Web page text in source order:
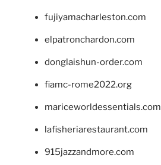
fujiyamacharleston.com
elpatronchardon.com
donglaishun-order.com
fiamc-rome2022.org
mariceworldessentials.com
lafisheriarestaurant.com
915jazzandmore.com